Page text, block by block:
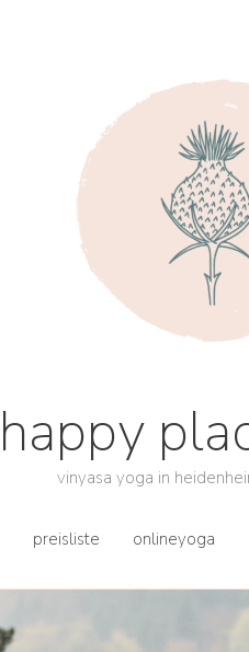
happy
vinyasa yoga in
preisliste onlineyoga